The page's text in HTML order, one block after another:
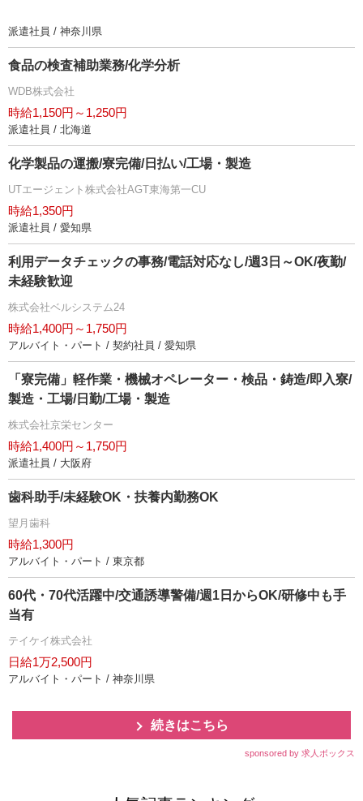
派遣社員 / 神奈川県
食品の検査補助業務/化学分析
WDB株式会社
時給1,150円～1,250円
派遣社員 / 北海道
化学製品の運搬/寮完備/日払い/工場・製造
UTエージェント株式会社AGT東海第一CU
時給1,350円
派遣社員 / 愛知県
利用データチェックの事務/電話対応なし/週3日～OK/夜勤/
未経験歓迎
株式会社ベルシステム24
時給1,400円～1,750円
アルバイト・パート / 契約社員 / 愛知県
「寮完備」軽作業・機械オペレーター・検品・鋳造/即入寮/
製造・工場/日勤/工場・製造
株式会社京栄センター
時給1,400円～1,750円
派遣社員 / 大阪府
歯科助手/未経験OK・扶養内勤務OK
望月歯科
時給1,300円
アルバイト・パート / 東京都
60代・70代活躍中/交通誘導警備/週1日からOK/研修中も手
当有
テイケイ株式会社
日給1万2,500円
アルバイト・パート / 神奈川県
続きはこちら
sponsored by 求人ボックス